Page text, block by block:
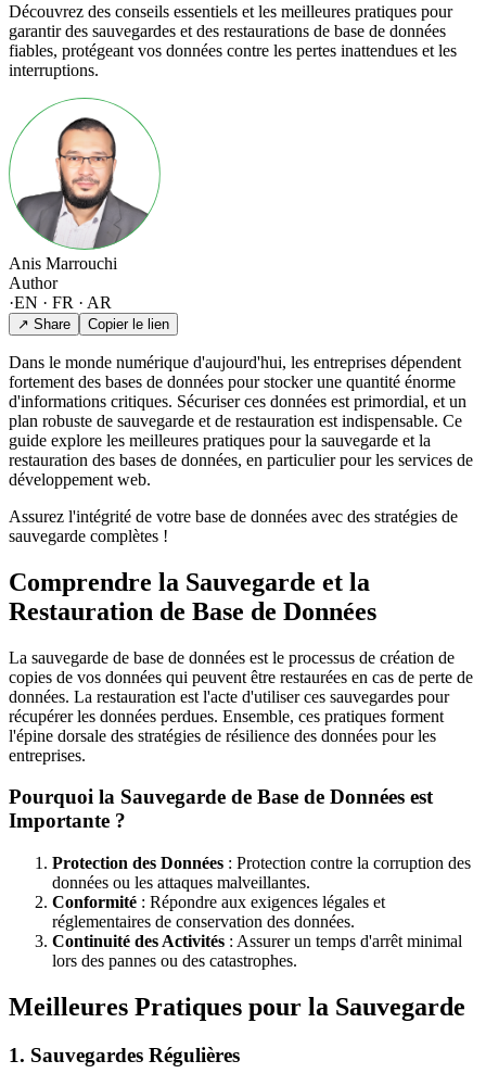
Découvrez des conseils essentiels et les meilleures pratiques pour
garantir des sauvegardes et des restaurations de base de données
fiables, protégeant vos données contre les pertes inattendues et les
interruptions.
Anis Marrouchi
Author
·EN · FR · AR
↗ Share Copier le lien
Dans le monde numérique d'aujourd'hui, les entreprises dépendent
fortement des bases de données pour stocker une quantité énorme
d'informations critiques. Sécuriser ces données est primordial, et un
plan robuste de sauvegarde et de restauration est indispensable. Ce
guide explore les meilleures pratiques pour la sauvegarde et la
restauration des bases de données, en particulier pour les services de
développement web.
Assurez l'intégrité de votre base de données avec des stratégies de
sauvegarde complètes !
Comprendre la Sauvegarde et la
Restauration de Base de Données
La sauvegarde de base de données est le processus de création de
copies de vos données qui peuvent être restaurées en cas de perte de
données. La restauration est l'acte d'utiliser ces sauvegardes pour
récupérer les données perdues. Ensemble, ces pratiques forment
l'épine dorsale des stratégies de résilience des données pour les
entreprises.
Pourquoi la Sauvegarde de Base de Données est
Importante ?
Protection des Données : Protection contre la corruption des
données ou les attaques malveillantes.
Conformité : Répondre aux exigences légales et
réglementaires de conservation des données.
Continuité des Activités : Assurer un temps d'arrêt minimal
lors des pannes ou des catastrophes.
Meilleures Pratiques pour la Sauvegarde
1. Sauvegardes Régulières